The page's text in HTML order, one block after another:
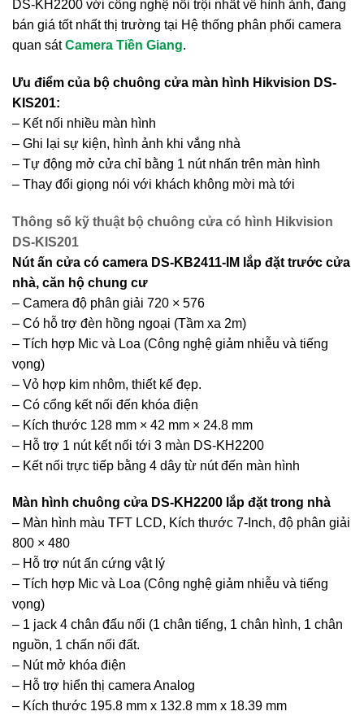
DS-KH2200 với công nghệ nổi trội nhất về hình ảnh, đang
bán giá tốt nhất thị trường tại Hệ thống phân phối camera
quan sátCamera Tiền Giang.
Ưu điểm của bộ chuông cửa màn hình Hikvision DS-
KIS201:
– Kết nối nhiều màn hình
– Ghi lại sự kiện, hình ảnh khi vắng nhà
– Tự động mở cửa chỉ bằng 1 nút nhấn trên màn hình
– Thay đổi giọng nói với khách không mời mà tới
Thông số kỹ thuật bộ chuông cửa có hình Hikvision
DS-KIS201
Nút ấn cửa có camera DS-KB2411-IM lắp đặt trước cửa
nhà, căn hộ chung cư
– Camera độ phân giải 720 × 576
– Có hỗ trợ đèn hồng ngoại (Tầm xa 2m)
– Tích hợp Mic và Loa (Công nghệ giảm nhiễu và tiếng
vọng)
– Vỏ hợp kim nhôm, thiết kế đẹp.
– Có cổng kết nối đến khóa điện
– Kích thước 128 mm × 42 mm × 24.8 mm
– Hỗ trợ 1 nút kết nối tới 3 màn DS-KH2200
– Kết nối trực tiếp bằng 4 dây từ nút đến màn hình
Màn hình chuông cửa DS-KH2200 lắp đặt trong nhà
– Màn hình màu TFT LCD, Kích thước 7-Inch, độ phân giải
800 × 480
– Hỗ trợ nút ấn cứng vật lý
– Tích hợp Mic và Loa (Công nghệ giảm nhiễu và tiếng
vọng)
– 1 jack 4 chân đấu nối (1 chân tiếng, 1 chân hình, 1 chân
nguồn, 1 chấn nối đất.
– Nút mở khóa điện
– Hỗ trợ hiển thị camera Analog
– Kích thước 195.8 mm x 132.8 mm x 18.39 mm